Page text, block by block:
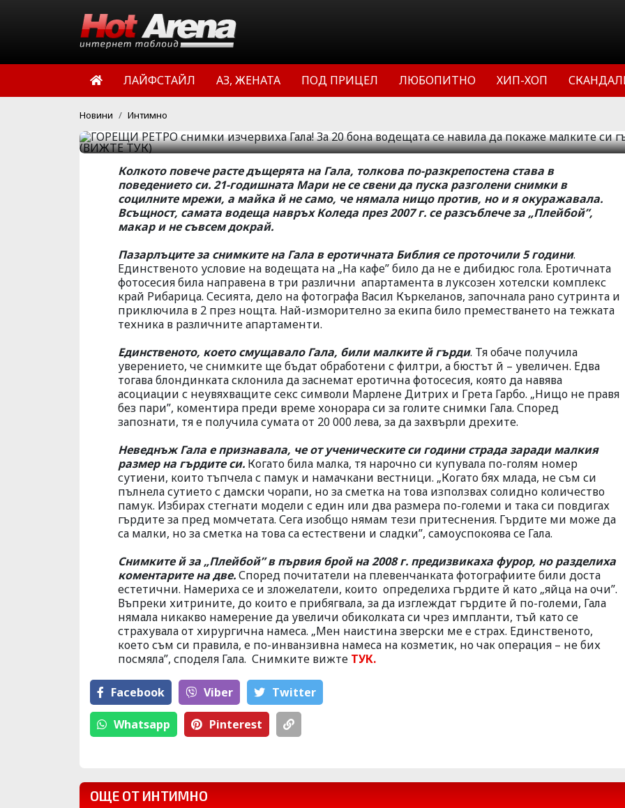
ЛАЙФСТАЙЛ АЗ, ЖЕНАТА ПОД ПРИЦЕЛ ЛЮБОПИТНО ХИП-ХОП
Новини Интимно
Гала! За 20 бона водещата се навила
да покаже малките си гърди (ВИЖТЕ
ТУК)
HotArena.net
Колкото повече расте дъщерята на Гала, толкова по-разкрепостена става в
поведението си. 21-годишната Мари не се свени да пуска разголени снимки в
социлните мрежи, а майка й не само, че нямала нищо против, но и я окуражавала.
Всъщност, самата водеща навръх Коледа през 2007 г. се разсъблече за „Плейбой”,
макар и не съвсем докрай.
Пазарлъците за снимките на Гала в еротичната Библия се проточили 5 години.
Единственото условие на водещата на „На кафе” било да не е дибидюс гола. Еротичната
фотосесия била направена в три различни апартамента в луксозен хотелски комплекс
край Рибарица. Сесията, дело на фотографа Васил Къркеланов, започнала рано сутринта и
приключила в 2 през нощта. Най-изморително за екипа било преместването на тежката
техника в различните апартаменти.
Единственото, което смущавало Гала, били малките й гърди. Тя обаче получила
уверението, че снимките ще бъдат обработени с филтри, а бюстът й – увеличен. Едва
тогава блондинката склонила да заснемат еротична фотосесия, която да навява
асоциации с неувяхващите секс символи Марлене Дитрих и Грета Гарбо. „Нищо не правя
без пари”, коментира преди време хонорара си за голите снимки Гала. Според
запознати, тя е получила сумата от 20 000 лева, за да захвърли дрехите.
Неведнъж Гала е признавала, че от ученическите си години страда заради малкия
размер на гърдите си. Когато била малка, тя нарочно си купувала по-голям номер
сутиени, които тъпчела с памук и намачкани вестници. „Когато бях млада, не съм си
пълнела сутието с дамски чорапи, но за сметка на това използвах солидно количество
памук. Избирах стегнати модели с един или два размера по-големи и така си повдигах
гърдите за пред момчетата. Сега изобщо нямам тези притеснения. Гърдите ми може да
са малки, но за сметка на това са естествени и сладки”, самоуспокоява се Гала.
Снимките й за „Плейбой” в първия брой на 2008 г. предизвикаха фурор, но разделиха
коментарите на две.Според почитатели на плевенчанката фотографиите били доста
естетични. Намериха се и зложелатели, които определиха гърдите й като „яйца на очи”.
Въпреки хитрините, до които е прибягвала, за да изглеждат гърдите й по-големи, Гала
нямала никакво намерение да увеличи обиколката си чрез импланти, тъй като се
страхувала от хирургична намеса. „Мен наистина зверски ме е страх. Единственото,
което съм си правила, е по-инванзивна намеса на козметик, но чак операция – не бих
посмяла”, споделя Гала. Снимките вижте ТУК.
Facebook Viber Тwitter
Whatsapp Pinterest
ОЩЕ ОТ ИНТИМНО